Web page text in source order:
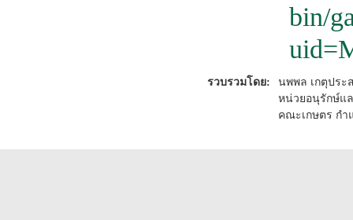
bin/
รวบรวมโดย:
นพพล เกตุประ
หน่วยอนุรักษ์แ
คณะเกษตร กำ